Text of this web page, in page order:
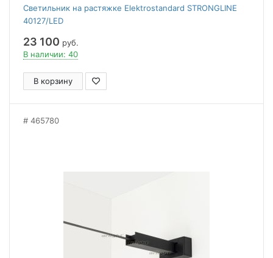
Светильник на растяжке Elektrostandard STRONGLINE
40127/LED
23 100 руб.
В наличии: 40
В корзину
465780